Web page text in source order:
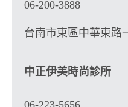
06-200-3888
台南市東區中華東路
中正伊美時尚診所
06-223-5656